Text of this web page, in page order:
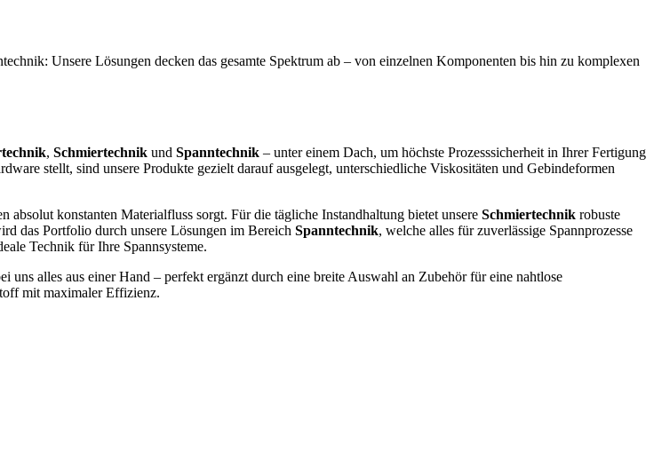
Unsere Lösungen decken das gesamte Spektrum ab – von einzelnen Komponenten bis hin zu komplexen
, Schmiertechnik und Spanntechnik – unter einem Dach, um höchste Prozesssicherheit in Ihrer Fertigung
stellt, sind unsere Produkte gezielt darauf ausgelegt, unterschiedliche Viskositäten und Gebindeformen
absolut konstanten Materialfluss sorgt. Für die tägliche Instandhaltung bietet unsere Schmiertechnik robuste
das Portfolio durch unsere Lösungen im Bereich Spanntechnik, welche alles für zuverlässige Spannprozesse
Technik für Ihre Spannsysteme.
alles aus einer Hand – perfekt ergänzt durch eine breite Auswahl an Zubehör für eine nahtlose
mit maximaler Effizienz.